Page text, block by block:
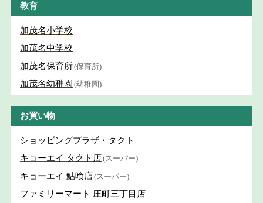
教育
加茂名小学校
加茂名中学校
加茂名保育所(保育所)
加茂名幼稚園 (幼稚園)
お買い物
ショッピングプラザ・タクト
キョーエイ タクト店(スーパー)
キョーエイ 鮎喰店(スーパー)
ファミリーマート 庄町三丁目店